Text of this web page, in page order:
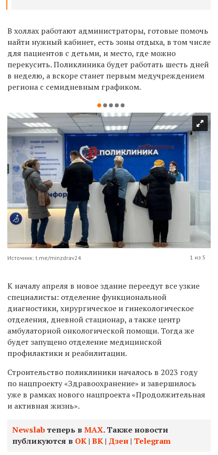
В холлах работают администраторы, готовые помочь
найти нужный кабинет, есть зоны отдыха, в том числе
для пациентов с детьми, и место, где можно
перекусить. Поликлиника будет работать шесть дней
в неделю, а вскоре станет первым медучреждением
региона с семидневным графиком.
Источник: t.me/minzdrav24 1 из 5
К началу апреля в новое здание переедут все узкие
специалисты: отделение функциональной
диагностики, хирургическое и гинекологическое
отделения, дневной стационар, а также центр
амбулаторной онкологической помощи. Тогда же
будет запущено отделение медицинской
профилактики и реабилитации.
Строительство поликлиники началось в 2023 году
по нацпроекту «Здравоохранение» и завершилось
уже в рамках нового нацпроекта «Продолжительная
и активная жизнь».
Newslab теперь в МАХ. Также новости
публикуются в ОК| ВК| Дзен| Telegram